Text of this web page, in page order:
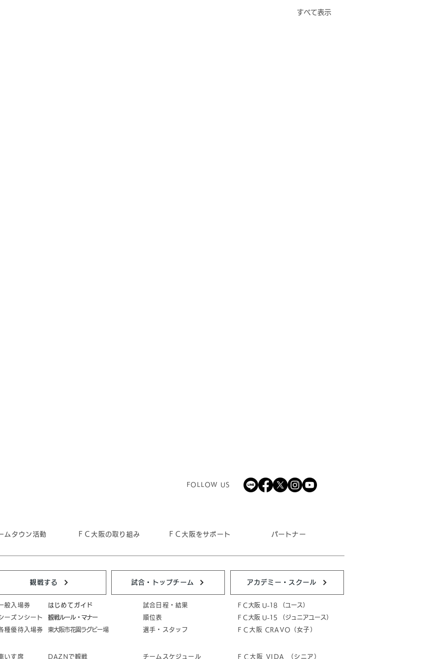
すべて表示
FOLLOW US
ムタウン活動 ＦＣ大阪の取り組み ＦＣ大阪をサポート パートナー
観戦する 試合・トップチーム
般入場券
ーズンシート
種優待入場券
はじめてガイド
​観戦ルール・マナー
東大阪市花園ラグビー場
試合日程・結果
順位表
選手・スタッフ
いす席 DAZNで観戦 チームスケジュール
アカデミー・スクール
ＦＣ大阪 U-18 （ユース）
ＦＣ大阪 U-15 （ジュニアユース）
ＦＣ大阪 CRAVO（女子）
ＦＣ大阪 VIDA （シニア）